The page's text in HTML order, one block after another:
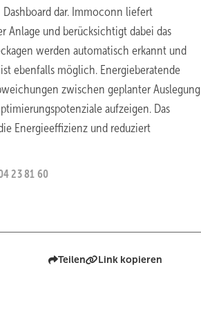
dar. Immoconn liefert
Anlage und berücksichtigt dabei das
werden automatisch erkannt und
ebenfalls möglich. Energieberatende
zwischen geplanter Auslegung
aufzeigen. Das
Energieeffizienz und reduziert
23 81 60
Teilen Link kopieren